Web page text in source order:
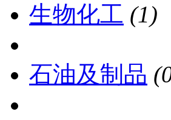
生物化工 (1)
石油及制品